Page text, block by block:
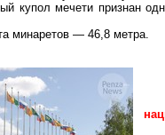
купол мечети признан
минаретов —46,8 метра.